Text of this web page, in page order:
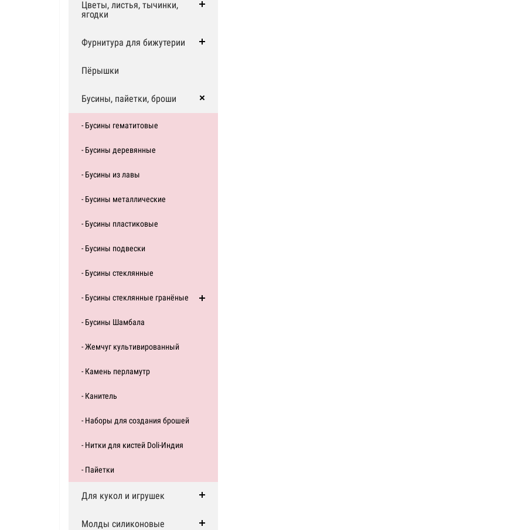
Цветы, листья, тычинки,
ягодки
Фурнитура для бижутерии
Пёрышки
Бусины, пайетки, броши
- Бусины гематитовые
- Бусины деревянные
- Бусины из лавы
- Бусины металлические
- Бусины пластиковые
- Бусины подвески
- Бусины стеклянные
- Бусины стеклянные гранёные
- Бусины Шамбала
- Жемчуг культивированный
- Камень перламутр
- Канитель
- Наборы для создания брошей
- Нитки для кистей Doli-Индия
- Пайетки
Для кукол и игрушек
Молды силиконовые